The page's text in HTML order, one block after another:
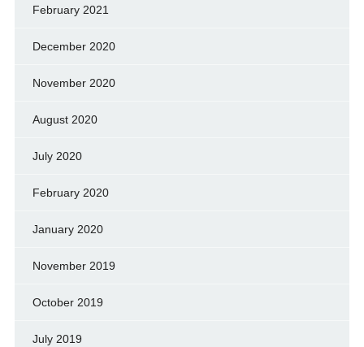
February 2021
December 2020
November 2020
August 2020
July 2020
February 2020
January 2020
November 2019
October 2019
July 2019